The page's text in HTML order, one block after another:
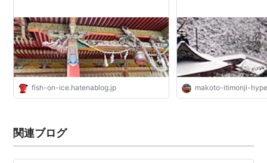
fish-on-ice.hatenablog.jp makoto-itimonji-
関連ブログ